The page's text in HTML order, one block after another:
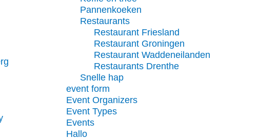
Pannenkoeken
Restaurants
Restaurant Friesland
Restaurant Groningen
Restaurant Waddeneilanden
Restaurants Drenthe
Snelle hap
event form
Event Organizers
Event Types
Events
Hallo